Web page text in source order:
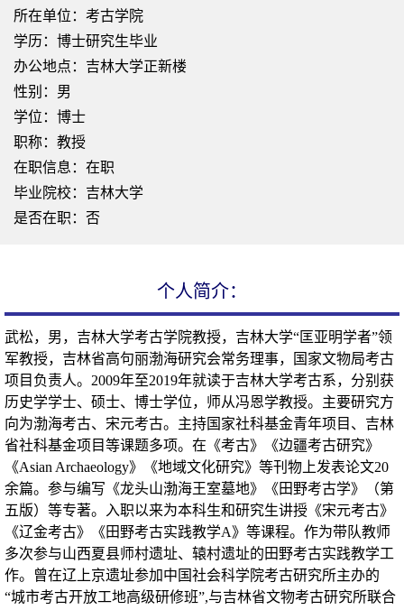
所在单位：考古学院
学历：博士研究生毕业
办公地点：吉林大学正新楼
性别：男
学位：博士
职称：教授
在职信息：在职
毕业院校：吉林大学
是否在职：否
个人简介：
武松，男，吉林大学考古学院教授，吉林大学“匡亚明学者”领
军教授，吉林省高句丽渤海研究会常务理事，国家文物局考古
项目负责人。2009年至2019年就读于吉林大学考古系，分别获
历史学学士、硕士、博士学位，师从冯恩学教授。主要研究方
向为渤海考古、宋元考古。主持国家社科基金青年项目、吉林
省社科基金项目等课题多项。在 《考古》《边疆考古研究》
《Asian Archaeology》《地域文化研究》等刊物上发表论文20
余篇。参与编写《龙头山渤海王室墓地》《田野考古学》（第
五版）等专著。入职以来为本科生和研究生讲授《宋元考古》
《辽金考古》《田野考古实践教学A》等课程。作为带队教师
多次参与山西夏县师村遗址、辕村遗址的田野考古实践教学工
作。曾在辽上京遗址参加中国社会科学院考古研究所主办的
“城市考古开放工地高级研修班”,与吉林省文物考古研究所联合